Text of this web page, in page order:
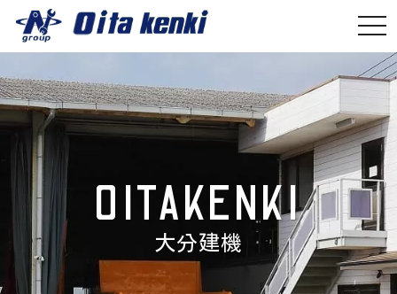
OITAKENKI
大分建機